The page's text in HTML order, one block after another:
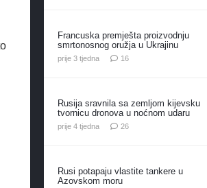
Francuska premješta proizvodnju
smrtonosnog oružja u Ukrajinu
prije 3 tjedna 16komentara
Rusija sravnila sa zemljom kijevsku
tvornicu dronova u noćnom udaru
prije 4 tjedna 26komentara
Rusi potapaju vlastite tankere u
Azovskom moru